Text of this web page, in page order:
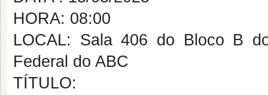
HORA: 08:00
LOCAL: Sala 406 do Bloco B
Federal do ABC
TÍTULO: